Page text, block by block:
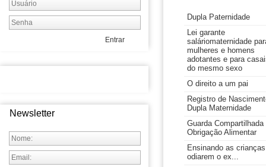
Entrar
Newsletter
Dupla Paternidade
Lei garante
saláriomaternidade
mulheres e homens
adotantes e para
do mesmo sexo
O direito a um pai
Registro de
Dupla Maternidade
Guarda Compartilhada
Obrigação Alimentar
Ensinando as
odiarem o ex...